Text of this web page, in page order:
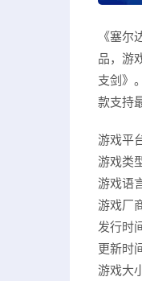
《塞
品，游
支剑》
款支持
游戏平
游戏类
游戏语
游戏厂
发行时
更新时
游戏大